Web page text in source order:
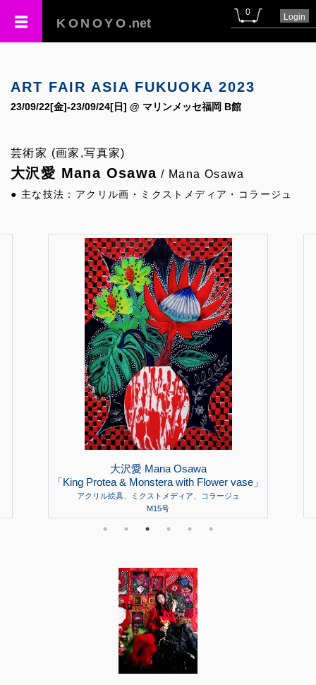
KONOYO .net
0 Login
ART FAIR ASIA FUKUOKA 2023
23/09/22[金]-23/09/24[日] @ マリンメッセ福岡 B館
芸術家 (画家,写真家)
大沢愛 Mana Osawa / Mana Osawa
● 主な技法：アクリル画・ミクストメディア・コラージュ
大沢愛 Mana Osawa
「King Protea & Monstera with Flower vase」
アクリル絵具、ミクストメディア、コラージュ
M15号